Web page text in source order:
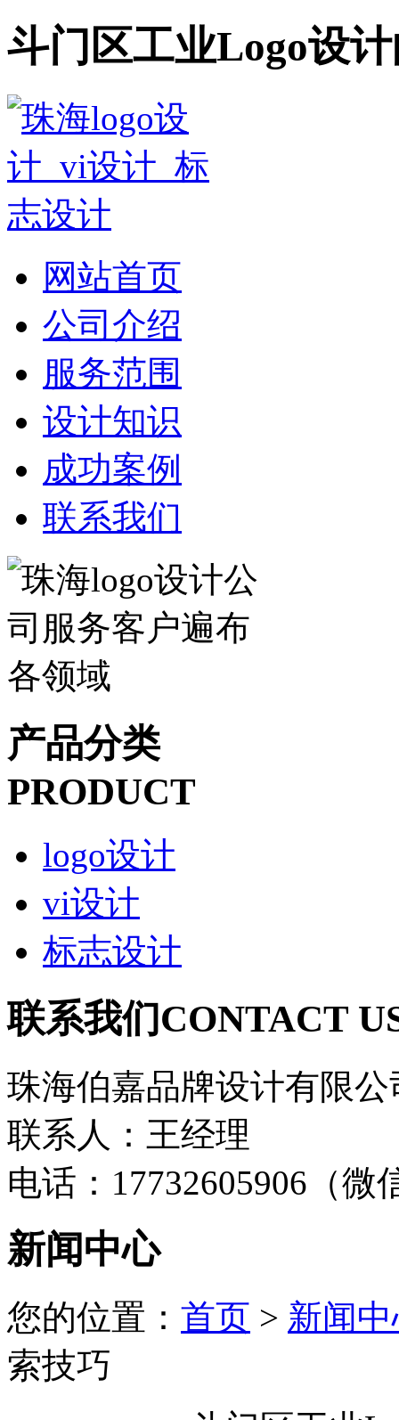
斗门区工业Logo设
网站首页
公司介绍
服务范围
设计知识
成功案例
联系我们
产品分类
PRODUCT
logo设计
vi设计
标志设计
联系我们CONTACT
珠海伯嘉品牌设计有限公
联系人：王经理
电话：17732605906（微
新闻中心
您的位置： 首页 > 新闻
索技巧